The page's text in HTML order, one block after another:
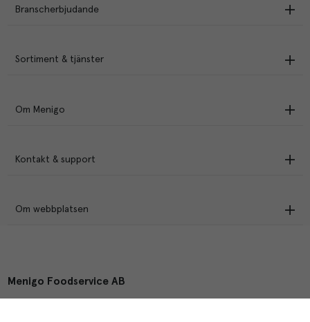
Branscherbjudande
Sortiment & tjänster
Om Menigo
Kontakt & support
Om webbplatsen
Menigo Foodservice AB